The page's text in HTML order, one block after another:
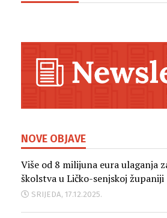
NOVE OBJAVE
Više od 8 milijuna eura ulaganja
školstva u Ličko-senjskoj županiji
SRIJEDA, 17.12.2025.